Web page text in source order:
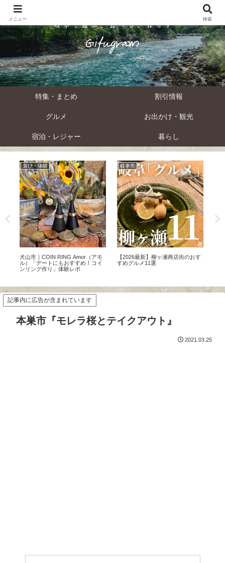
特集・まとめ 割引情報
グルメ お出かけ・観光
宿泊・レジャー 暮らし
遊び・体験
犬山市｜COIN RING Amor（アモ
ル）「デートにもおすすめ！コイ
ンリング作り」体験レポ
岐阜市
【2026最新】柳ヶ瀬商店街のおす
すめグルメ11選
記事内に広告が含まれています
本巣市『モレラ桜とテイクアウト』
2021.03.25
メニュー 検索